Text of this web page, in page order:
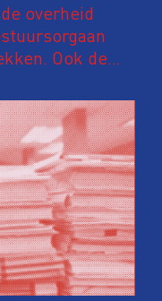
overheid
Ook de
om in het
journalist bent.